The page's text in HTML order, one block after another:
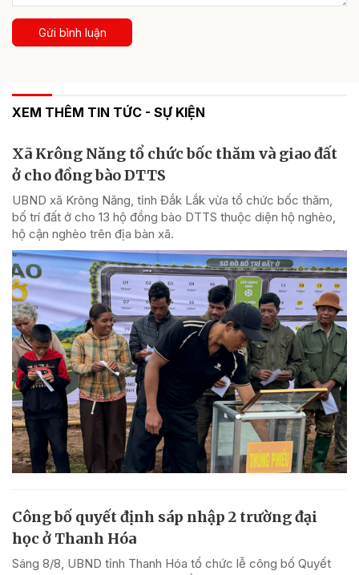
Gửi bình luận
XEM THÊM TIN TỨC - SỰ KIỆN
Xã Krông Năng tổ chức bốc thăm và giao đất
ở cho đồng bào DTTS
UBND xã Krông Năng, tỉnh Đắk Lắk vừa tổ chức bốc thăm,
bố trí đất ở cho 13 hộ đồng bào DTTS thuộc diện hộ nghèo,
hộ cận nghèo trên địa bàn xã.
Công bố quyết định sáp nhập 2 trường đại
học ở Thanh Hóa
Sáng 8/8, UBND tỉnh Thanh Hóa tổ chức lễ công bố Quyết